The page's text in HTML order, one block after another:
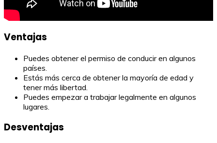
Ventajas
Puedes obtener el permiso de conducir en algunos
países.
Estás más cerca de obtener la mayoría de edad y
tener más libertad.
Puedes empezar a trabajar legalmente en algunos
lugares.
Desventajas